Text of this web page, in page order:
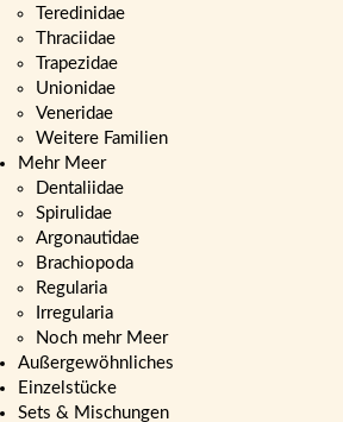
Teredinidae
Thraciidae
Trapezidae
Unionidae
Veneridae
Weitere Familien
Mehr Meer
Dentaliidae
Spirulidae
Argonautidae
Brachiopoda
Regularia
Irregularia
Noch mehr Meer
Außergewöhnliches
Einzelstücke
Sets & Mischungen